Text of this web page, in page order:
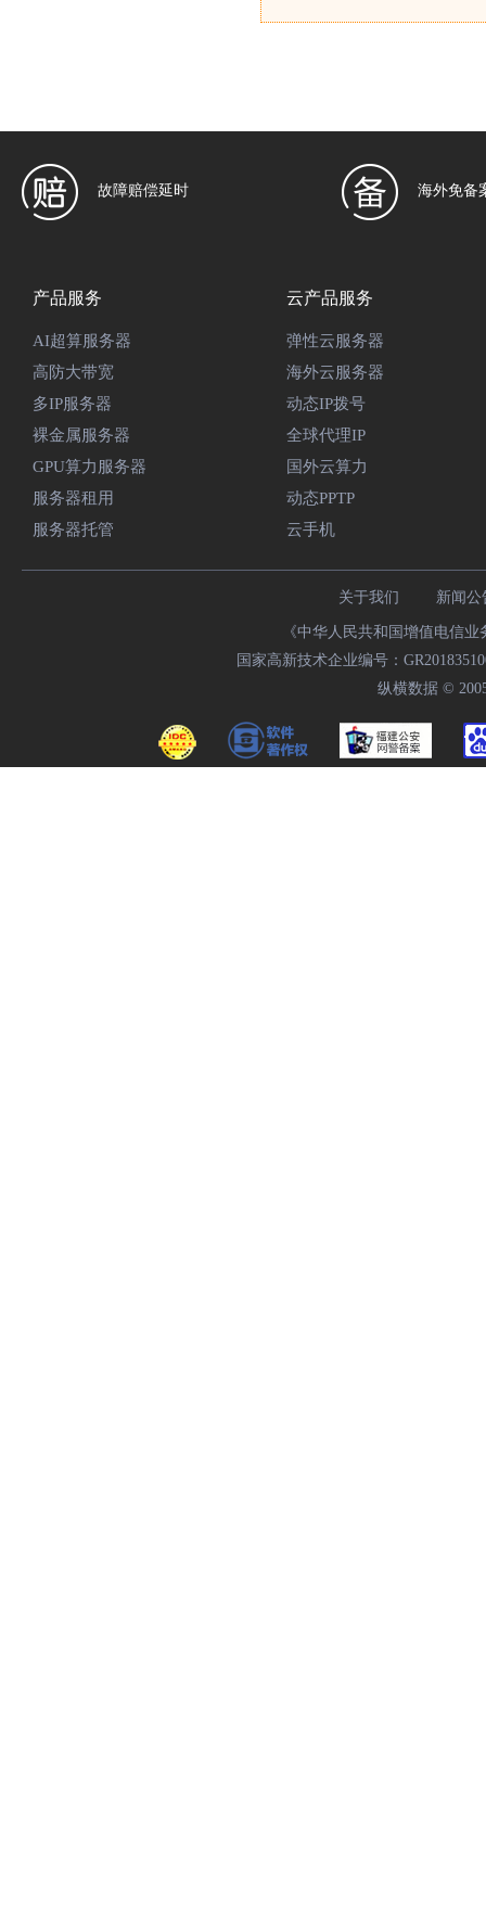
故障赔偿延时 海外免备
产品服务
AI超算服务器
高防大带宽
多IP服务器
裸金属服务器
GPU算力服务器
服务器租用
服务器托管
云产品服务
弹性云服务器
海外云服务器
动态IP拨号
全球代理IP
国外云算力
动态PPTP
云手机
关于我们 新闻公
《中华人民共和国增值电信
国家高新技术企业编号：
纵横数据 ©